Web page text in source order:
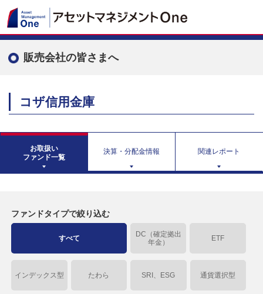
販売会社の皆さまへ
コザ信用金庫
お取扱い
ファンド一覧
決算・分配金情報 関連レポート
ファンドタイプで絞り込む
すべて
DC（確定拠出
年金）
ETF
インデックス型 たわら SRI、ESG 通貨選択型